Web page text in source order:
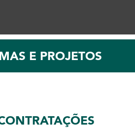
E PROJETOS